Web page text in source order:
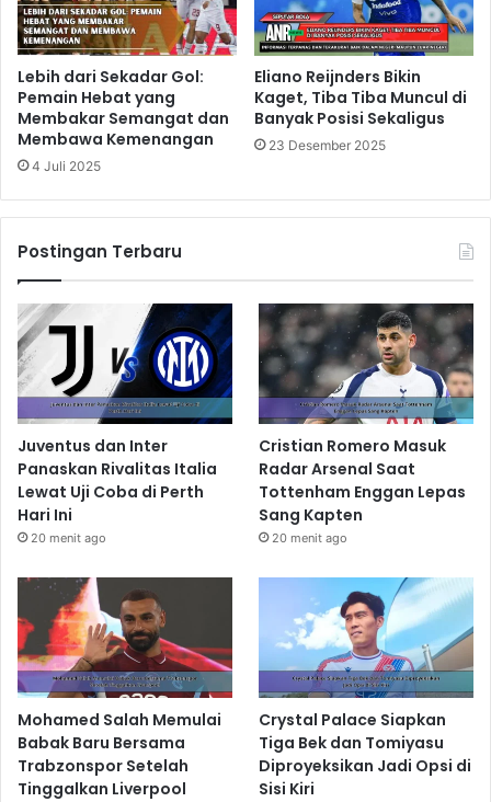
Lebih dari Sekadar Gol:
Pemain Hebat yang
Membakar Semangat dan
Membawa Kemenangan
4 Juli 2025
Eliano Reijnders Bikin
Kaget, Tiba Tiba Muncul di
Banyak Posisi Sekaligus
23 Desember 2025
Postingan Terbaru
Juventus dan Inter
Panaskan Rivalitas Italia
Lewat Uji Coba di Perth
Hari Ini
20 menit ago
Cristian Romero Masuk
Radar Arsenal Saat
Tottenham Enggan Lepas
Sang Kapten
20 menit ago
Mohamed Salah Memulai
Babak Baru Bersama
Trabzonspor Setelah
Tinggalkan Liverpool
Crystal Palace Siapkan
Tiga Bek dan Tomiyasu
Diproyeksikan Jadi Opsi di
Sisi Kiri